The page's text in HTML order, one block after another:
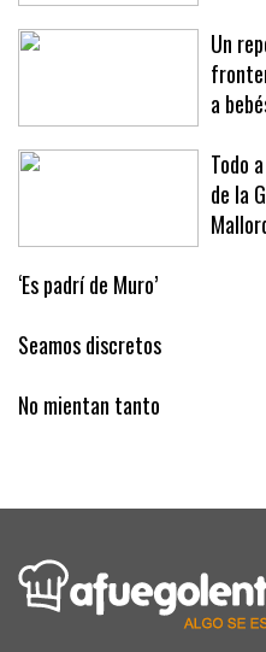
Un
a
Todo
de la
‘Es padrí de Muro’
Seamos discretos
No mientan tanto